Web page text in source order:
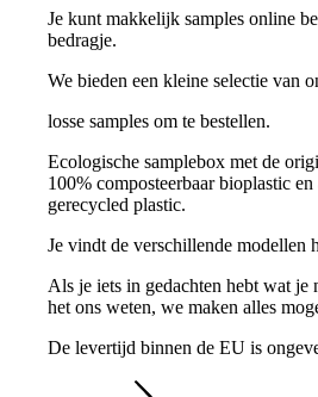
Je kunt makkelijk samples online
bedragje.
We bieden een kleine selectie van
losse samples om te bestellen.
Ecologische samplebox met de
100% composteerbaar bioplastic
gerecycled plastic.
Je vindt de verschillende modellen
Als je iets in gedachten hebt wat je
het ons weten, we maken alles
De levertijd binnen de EU is